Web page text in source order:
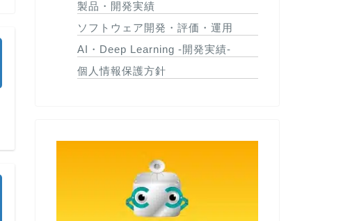
製品・開発実績
ソフトウェア開発・評価・運用
AI・Deep Learning -開発実績-
個人情報保護方針